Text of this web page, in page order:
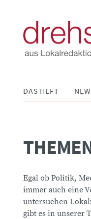
DAS HEFT
Egal ob Politik,
immer auch eine
untersuchen
gibt es in unserer